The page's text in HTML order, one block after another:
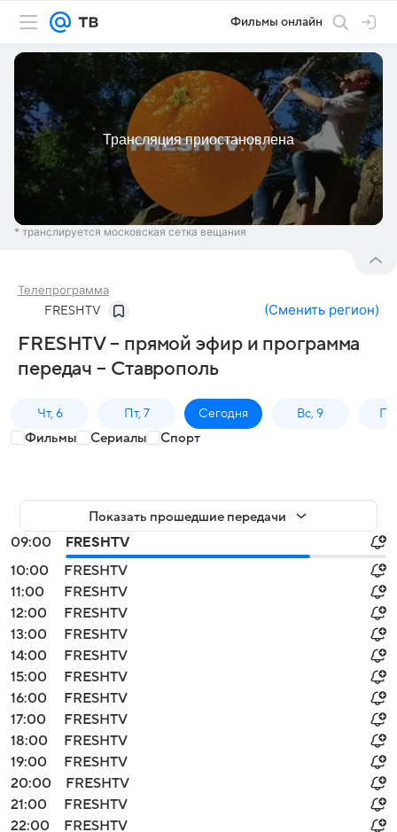
Фильмы онлайн
* транслируется московская сетка вещания
Телепрограмма
FRESHTV (Сменить регион)
FRESHTV – прямой эфир и программа
передач – Ставрополь
Чт, 6 Пт, 7 Сегодня Вс, 9
Фильмы Сериалы Спорт
Показать прошедшие передачи
09:00
FRESHTV
10:00
FRESHTV
11:00
FRESHTV
12:00
FRESHTV
13:00
FRESHTV
14:00
FRESHTV
15:00
FRESHTV
16:00
FRESHTV
17:00
FRESHTV
18:00
FRESHTV
19:00
FRESHTV
20:00
FRESHTV
21:00
FRESHTV
22:00
FRESHTV